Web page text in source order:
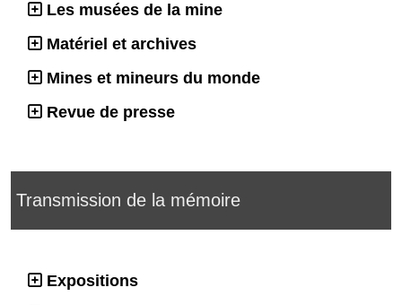
Les musées de la mine
Matériel et archives
Mines et mineurs du monde
Revue de presse
Transmission de la mémoire
Expositions